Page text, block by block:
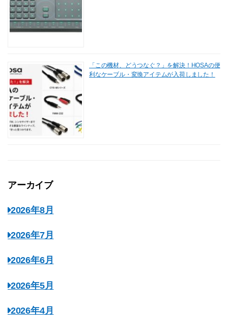
「この機材、どうつなぐ？」を解決！HOSAの便
利なケーブル・変換アイテムが入荷しました！
アーカイブ
2026年8月
2026年7月
2026年6月
2026年5月
2026年4月